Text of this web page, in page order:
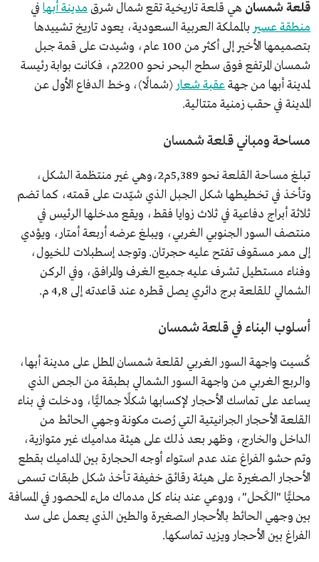
قلعة شمسان هي قلعة تاريخية تقع شمال شرق مدينة أبها في
منطقة عسير بالمملكة العربية السعودية، يعود تاريخ تشييدها
بتصميمها الأخير إلى أكثر من 100 عام، وشيدت على قمة جبل
شمسان المرتفع فوق سطح البحر نحو 2200م، فكانت بوابة رئيسة
لمدينة أبها من جهةعقبة شعار (شمالًا)، وخط الدفاع الأول عن
المدينة في حقب زمنية متتالية.
مساحة ومباني قلعة شمسان
تبلغ مساحة القلعة نحو 5,389م2،وهي غير منتظمة الشكل،
وتأخذ في تخطيطها شكل الجبل الذي شيّدت على قمته، كما تضم
ثلاثة أبراج دفاعية في ثلاث زوايا فقط، ويقع مدخلها الرئيس في
منتصف السور الجنوبي الغربي، ويبلغ عرضه أربعة أمتار، ويؤدي
إلى ممر مسقوف تفتح عليه حجرتان. وتوجد إسطبلات للخيول،
وفناء مستطيل تشرف عليه جميع الغرف والمرافق، وفي الركن
الشمالي للقلعة برج دائري يصل قطره عند قاعدته إلى 4,8 م.
أسلوب البناء في قلعة شمسان
كُسيت واجهة السور الغربي لقلعة شمسان المطل على مدينة أبها،
والربع الغربي من واجهة السور الشمالي بطبقة من الجص الذي
يساعد على تماسك الأحجار لإكسابها شكلًا جماليًّا، ودخلت في بناء
القلعة الأحجار الجرانيتية التي رُصت مكونة وجهي الحائط من
الداخل والخارج، وظهر بعد ذلك على هيئة مداميك غير متوازية،
وتم حشو الفراغ عند عدم استواء أوجه الحجارة بين المداميك بقطع
الأحجار الصغيرة على هيئة رقائق خفيفة تأخذ شكل طبقات تسمى
محليًّا "الكَحل"، وروعي عند بناء كل مدماك ملء المحصور في المسافة
بين وجهي الحائط بالأحجار الصغيرة والطين الذي يعمل على سد
الفراغ بين الأحجار ويزيد تماسكها.